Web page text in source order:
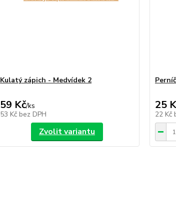
Kulatý zápich - Medvídek 2
59 Kč/ks
53 Kč bez DPH
Zvolit variantu
25
22 Kč